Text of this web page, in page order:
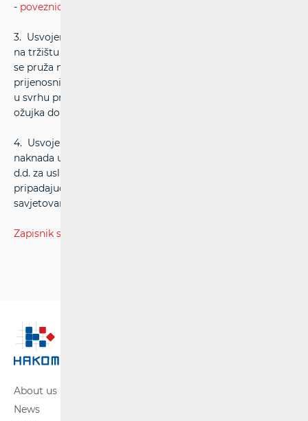
- poveznica
3. Usvojen prijedlog odluke u postupku određivanja cijena
na tržištu veleprodajnog visokokvalitetnog pristupa koji
se pruža na fiksnoj lokaciji i na tržištu veleprodajnih
prijenosnih segmenata usluga visokokvalitetnog pristupa
u svrhu provedbe javnog savjetovanja u trajanju od 22.
ožujka do 22. travnja 2024. -
4. Usvojen prijedlog odluke o određivanju jednokratnih
naknada unutar Standardne ponude Hrvatskog Telekoma
d.d. za uslugu veleprodajnog visokokvalitetnog pristupa i
pripadajućih dodataka, u svrhu provedbe javnog
savjetovanja od 22. ožujka do 22. travnja 2024. -
Zapisnik sa sjednice Viijeća
About us
News